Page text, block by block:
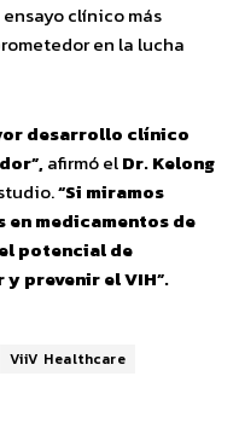
clínico más
en la lucha
desarrollo clínico
afirmó elDr. Kelong
“Si miramos
en medicamentos de
potencial de
prevenir el VIH”.
ViiV Healthcare